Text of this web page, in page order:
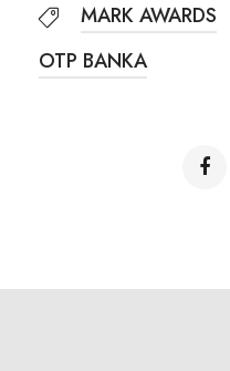
MARK AWARDS
OTP BANKA